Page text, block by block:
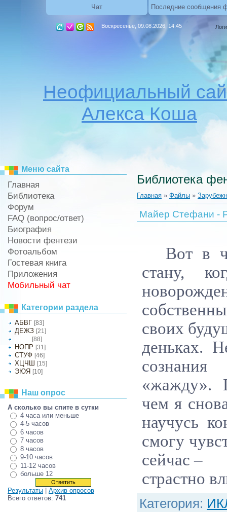
Чат Последние сообщения
Воскресенье, 09.08.2026, 14:45
Неофициальный
Алекса Коша
Меню сайта
Главная
Библиотека
Форум
FAQ (вопрос/ответ)
Биография
Новости фентези
Фотоальбом
Гостевая книга
Приложения
Мобильный чат
Категории раздела
АБВГ [83]
ДЕЖЗ [21]
[88]
НОПР [31]
СТУФ [46]
ХЦЧШ [15]
ЭЮЯ [10]
Наш опрос
А сколько вы спите в сутки
4 часа или меньше
4-5 часов
6 часов
7 часов
8 часов
9-10 часов
11-12 часов
больше 12
Результаты
Архив опросов
Всего ответов: 741
Библиотека
Главная » Файлы »
Майер Стефани -
Вот в
стану,
своих
деньках.
«жажду».
чем я
научусь
смогу
сейчас –
страстно
Категория: